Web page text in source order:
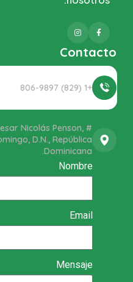
Facebook
Instagram
Contacto
+1 (829) 806-9897
Nicolás Penson, #
D.N., República
Dominicana.
Nombre
Email
Mensaje